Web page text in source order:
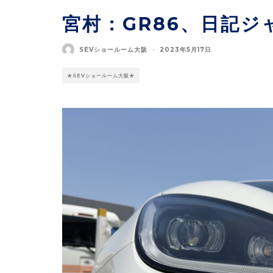
宮村：GR86、日記ジ
SEVショールーム大阪 · 2023年5月17日
★SEVショールーム大阪★